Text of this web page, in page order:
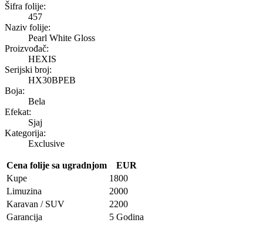
Pearl White Gloss
Šifra folije:
457
Naziv folije:
Pearl White Gloss
Proizvođač:
HEXIS
Serijski broj:
HX30BPEB
Boja:
Bela
Efekat:
Sjaj
Kategorija:
Exclusive
Cena folije sa ugradnjom
EUR
Kupe
1800
Limuzina
2000
Karavan / SUV
2200
Garancija
5 Godina